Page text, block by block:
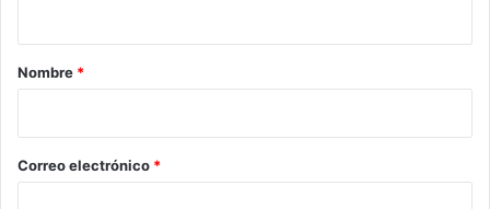
r
*
Nombre *
Correo electrónico *